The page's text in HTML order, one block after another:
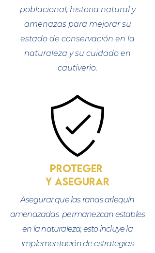
poblacional, historia natural y
amenazas para mejorar su
estado de conservación en la
naturaleza y su cuidado en
cautiverio.
proteger
Y ASEGURAR
Asegurar que las ranas arlequín
amenazadas permanezcan estables
en la naturaleza; esto incluye la
implementación de estrategias